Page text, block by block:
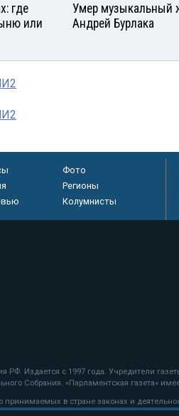
где
или
Умер музыкальный
Андрей Бурлака
Фото
Регионы
Колумнисты
РФ. Издается с 1997 года. Учредители
Собрания. «Парламентская газета»
в стране законах и